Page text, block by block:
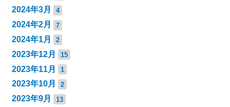
2024年3月 4
2024年2月 7
2024年1月 2
2023年12月 15
2023年11月 1
2023年10月 2
2023年9月 13